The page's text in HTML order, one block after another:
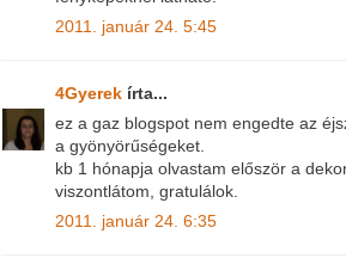
2011. január 24. 5:45
4Gyerek írta...
ez a gaz blogspot nem engedte az
a gyönyörűségeket.
kb 1 hónapja olvastam először a
viszontlátom, gratulálok.
2011. január 24. 6:35